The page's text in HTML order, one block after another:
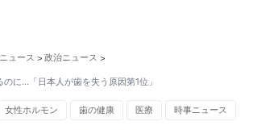
ュース > 政治ニュース >
に…「日本人が歯を失う原因第1位」
女性ホルモン 歯の健康 医療 時事ニュース